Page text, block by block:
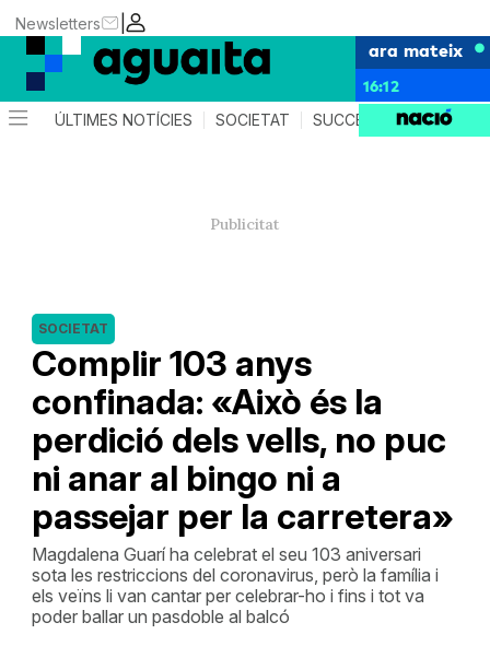
|
Newsletters
ara mateix
16:12
ÚLTIMES NOTÍCIES SOCIETAT SUCCESSOS AGENDA
Complir 103 anys
confinada: «Això és la
perdició dels vells, no puc
ni anar al bingo ni a
passejar per la carretera»
SOCIETAT
Magdalena Guarí ha celebrat el seu 103 aniversari
sota les restriccions del coronavirus, però la família i
els veïns li van cantar per celebrar-ho i fins i tot va
poder ballar un pasdoble al balcó